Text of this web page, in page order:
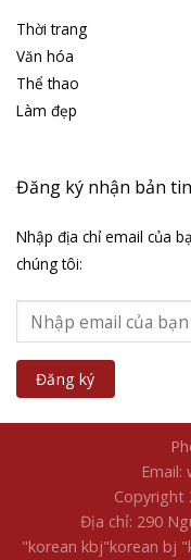
Thời trang
Văn hóa
Thể thao
Làm đẹp
Đăng ký nhận bản tin
Nhập địa chỉ email của
chúng tôi:
Copyright
Địa chỉ: 290
"korean kbj​"korean bj